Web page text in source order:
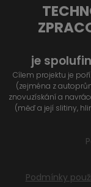
je
Cílem projektu je
(zejména z
znovuzískání a
(měď a její slitiny,
Podmínky